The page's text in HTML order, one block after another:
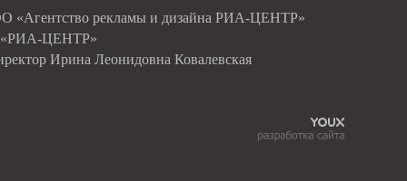
«Агентство рекламы и дизайна РИА-ЦЕНТР»
«РИА-ЦЕНТР»
Ирина Леонидовна Ковалевская